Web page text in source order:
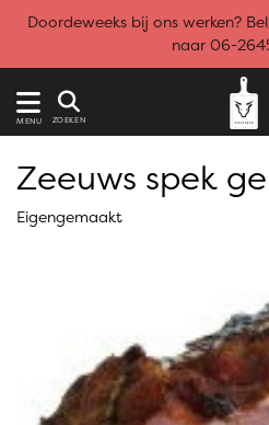
Doordeweeks bij ons werken?
naar 06-
MENU ZOEKEN
Zeeuws spek
Eigengemaakt